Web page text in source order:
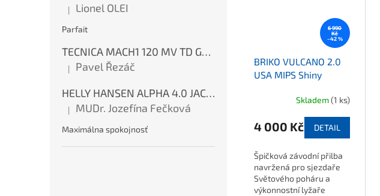
Hodnocení produktu je 5 z 5 hvězdiček.
| Lionel OLEI
Parfait
TECNICA MACH1 120 MV TD GW Ink Blue
Hodnocení produktu je 5 z 5 hvězdiček.
|
Pavel Řezáč
HELLY HANSEN ALPHA 4.0 JACKET Red
Hodnocení produktu je 5 z 5 hvězdiček.
| MUDr. Jozefína Fečková
Maximálna spokojnosť
6 990
Kč
–42 %
BRIKO VULCANO 2.0
USA MIPS Shiny
Skladem(1 ks)
4 000 Kč DETAIL
Špičková závodní přilba
navržená pro sjezdaře
Světového poháru a
výkonnostní lyžaře